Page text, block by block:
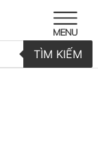
TÌM KIẾM